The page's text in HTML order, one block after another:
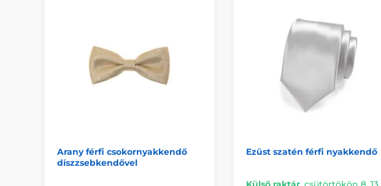
Arany férfi csokornyakkendő
díszzsebkendővel
Ezüst szatén férfi nyakkendő